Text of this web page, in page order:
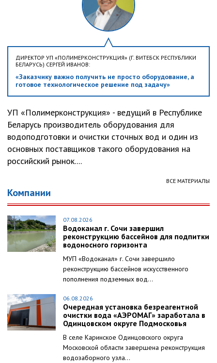
ДИРЕКТОР УП «ПОЛИМЕРКОНСТРУКЦИЯ» (Г. ВИТЕБСК РЕСПУБЛИКИ
БЕЛАРУСЬ) СЕРГЕЙ ИВАНОВ:
«Заказчику важно получить не просто оборудование, а
готовое технологическое решение под задачу»
УП «Полимерконструкция» - ведущий в Республике
Беларусь производитель оборудования для
водоподготовки и очистки сточных вод и один из
основных поставщиков такого оборудования на
российский рынок....
ВСЕ МАТЕРИАЛЫ
Компании
07.08.2026
Водоканал г. Сочи завершил
реконструкцию бассейнов для подпитки
водоносного горизонта
МУП «Водоканал» г. Сочи завершило
реконструкцию бассейнов искусственного
пополнения подземных вод...
06.08.2026
Очередная установка безреагентной
очистки вода «АЭРОМАГ» заработала в
Одинцовском округе Подмосковья
В селе Каринское Одинцовского округа
Московской области завершена реконструкция
водозаборного узла...